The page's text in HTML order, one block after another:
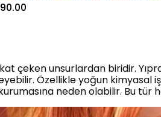
çeken unsurlardan biridir.
Özellikle yoğun kimyasal
kurumasına neden olabilir. Bu